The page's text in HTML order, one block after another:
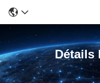
Détails